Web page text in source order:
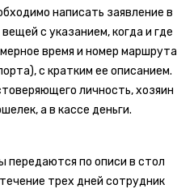
написать заявление в
с указанием, когда и где
время и номер маршрута
с кратким ее описанием.
личность, хозяин
а в кассе деньги.
передаются по описи в стол
трех дней сотрудник